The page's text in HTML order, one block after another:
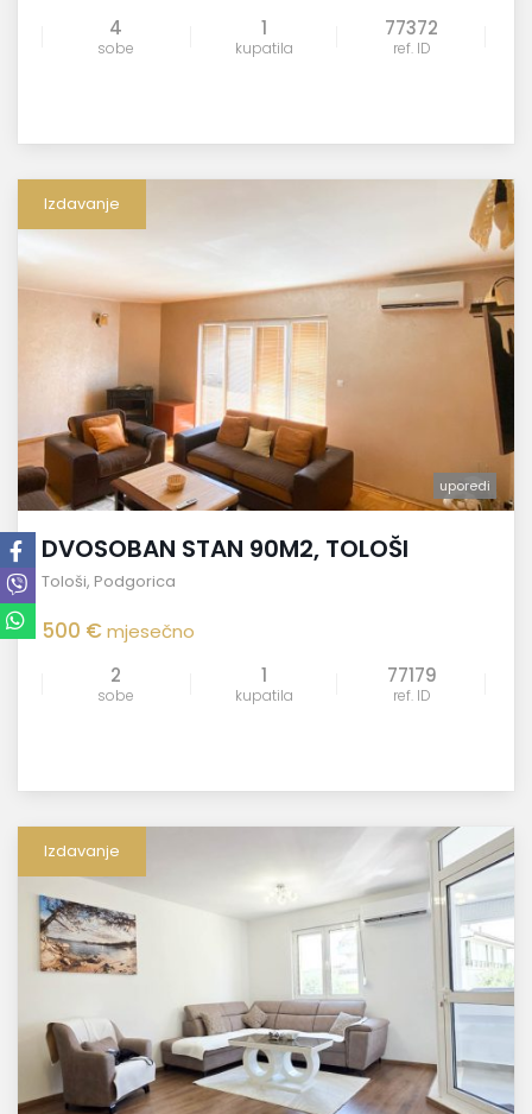
4
sobe
1
kupatila
77372
ref. ID
Izdavanje
uporedi
DVOSOBAN STAN 90M2, TOLOŠI
Tološi, Podgorica
500 €mjesečno
2
sobe
1
kupatila
77179
ref. ID
Izdavanje